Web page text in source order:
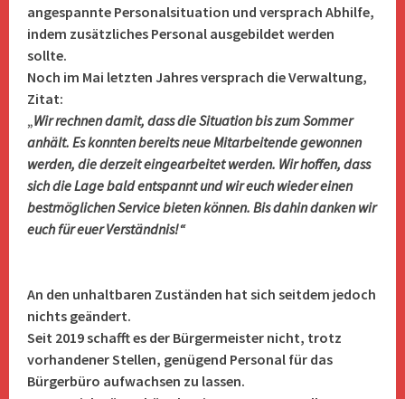
angespannte Personalsituation und versprach Abhilfe,
indem zusätzliches Personal ausgebildet werden
sollte.
Noch im Mai letzten Jahres versprach die Verwaltung,
Zitat:
„Wir rechnen damit, dass die Situation bis zum Sommer
anhält. Es konnten bereits neue Mitarbeitende gewonnen
werden, die derzeit eingearbeitet werden. Wir hoffen, dass
sich die Lage bald entspannt und wir euch wieder einen
bestmöglichen Service bieten können. Bis dahin danken wir
euch für euer Verständnis!“
An den unhaltbaren Zuständen hat sich seitdem jedoch
nichts geändert.
Seit 2019 schafft es der Bürgermeister nicht, trotz
vorhandener Stellen, genügend Personal für das
Bürgerbüro aufwachsen zu lassen.